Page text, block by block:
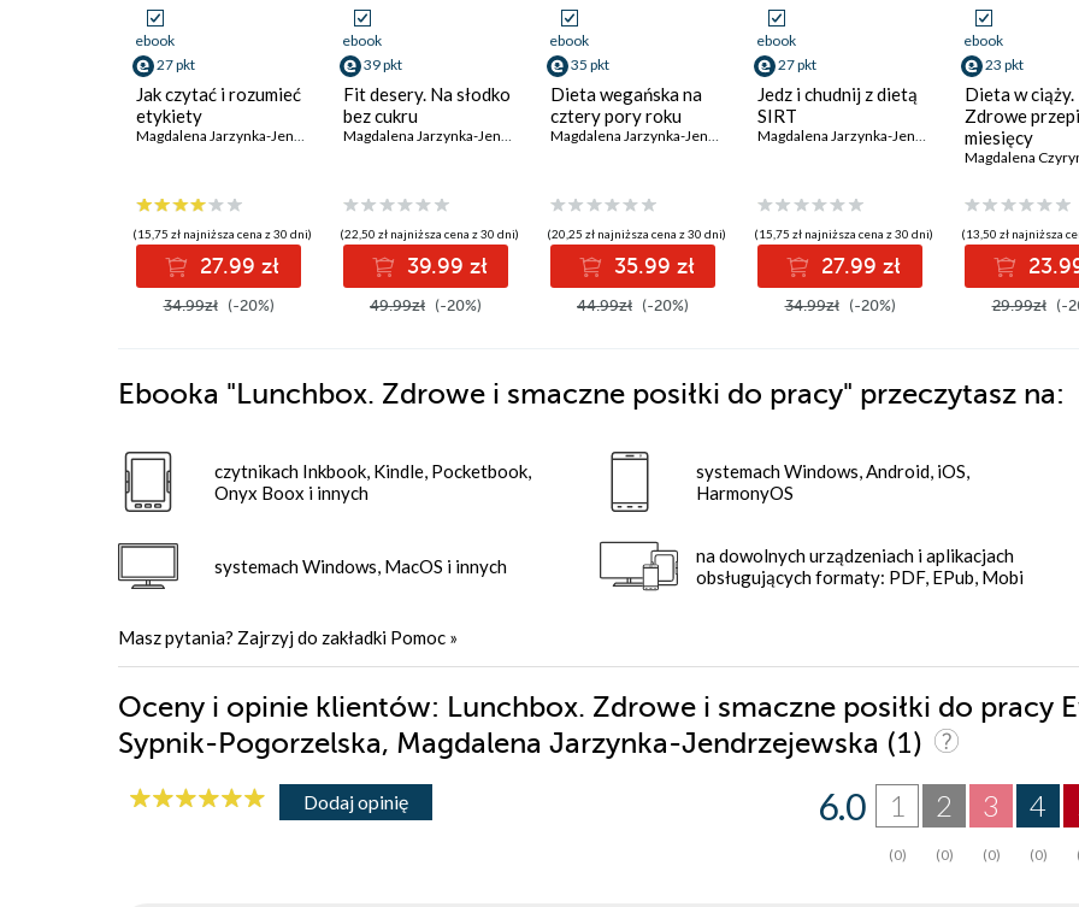
ebook
27 pkt
Jak czytać i rozumieć
etykiety
Magdalena Jarzynka-Jendrzejewska ,Ewa Sypnik-Pogorzelska
(15,75 zł najniższa cena z 30 dni)
27.99 zł
34.99zł (-20%)
ebook
39 pkt
Fit desery. Na słodko
bez cukru
Magdalena Jarzynka-Jendrzejewska ,Ewa Sypnik-Pogorzelska
(22,50 zł najniższa cena z 30 dni)
39.99 zł
49.99zł (-20%)
ebook
35 pkt
Dieta wegańska na
cztery pory roku
Magdalena Jarzynka-Jendrzejewska ,Ewa Sypnik-Pogorzelska
(20,25 zł najniższa cena z 30 dni)
35.99 zł
44.99zł (-20%)
ebook
27 pkt
Jedz i chudnij z dietą
SIRT
Magdalena Jarzynka-Jendrzejewska ,Ewa Sypnik-
(15,75 zł najniższa cena z 30 dni)
27.99 zł
34.99zł (-20%)
ebook
23 pkt
Dieta w ciąży.
Zdrowe
miesięcy
(13,50 zł najniższa
29.99zł (-
Ebooka "Lunchbox. Zdrowe i smaczne posiłki do pracy" przeczytasz na:
czytnikach Inkbook, Kindle, Pocketbook,
Onyx Boox i innych
systemach Windows, MacOS i innych
systemach Windows, Android, iOS,
HarmonyOS
na dowolnych urządzeniach i aplikacjach
obsługujących formaty: PDF, EPub, Mobi
Masz pytania? Zajrzyj do zakładki Pomoc »
Oceny i opinie klientów: Lunchbox. Zdrowe i smaczne posiłki do pracy
Sypnik-Pogorzelska, Magdalena Jarzynka-Jendrzejewska (1)
Dodaj opinię 4
(0)
3
(0)
2
(0)
1
(0)
6.0